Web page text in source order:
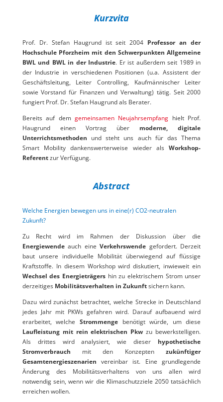
Kurzvita
Prof. Dr. Stefan Haugrund ist seit 2004 Professor an der
Hochschule Pforzheim mit den Schwerpunkten Allgemeine
BWL und BWL in der Industrie. Er ist außerdem seit 1989 in
der Industrie in verschiedenen Positionen (u.a. Assistent der
Geschäftsleitung, Leiter Controlling, Kaufmännischer Leiter
sowie Vorstand für Finanzen und Verwaltung) tätig. Seit 2000
fungiert Prof. Dr. Stefan Haugrund als Berater.
Bereits auf dem gemeinsamen Neujahrsempfang hielt Prof.
Haugrund einen Vortrag über moderne, digitale
Unterrichtsmethoden und steht uns auch für das Thema
Smart Mobility dankenswerterweise wieder alsWorkshop-
Referentzur Verfügung.
Abstract
Welche Energien bewegen uns in eine(r) CO2-neutralen
Zukunft?
Zu Recht wird im Rahmen der Diskussion über die
Energiewendeauch eineVerkehrswende gefordert. Derzeit
baut unsere individuelle Mobilität überwiegend auf flüssige
Kraftstoffe. In diesem Workshop wird diskutiert, inwieweit ein
Wechsel des Energieträgers hin zu elektrischem Strom unser
derzeitiges Mobilitätsverhalten in Zukunftsichern kann.
Dazu wird zunächst betrachtet, welche Strecke in Deutschland
jedes Jahr mit PKWs gefahren wird. Darauf aufbauend wird
erarbeitet, welche Strommengebenötigt würde, um diese
Laufleistung mit rein elektrischen Pkw zu bewerkstelligen.
Als drittes wird analysiert, wie dieser hypothetische
Stromverbrauch mit den Konzeptenzukünftiger
Gesamtenergieszenarien vereinbar ist. Eine grundlegende
Änderung des Mobilitätsverhaltens von uns allen wird
notwendig sein, wenn wir die Klimaschutzziele 2050 tatsächlich
erreichen wollen.